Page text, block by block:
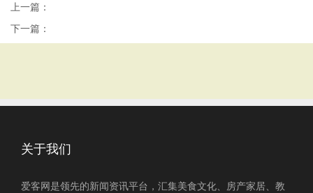
上一篇：
下一篇：
关于我们
爱客网是领先的新闻资讯平台，汇集美食文化、房产家居、教